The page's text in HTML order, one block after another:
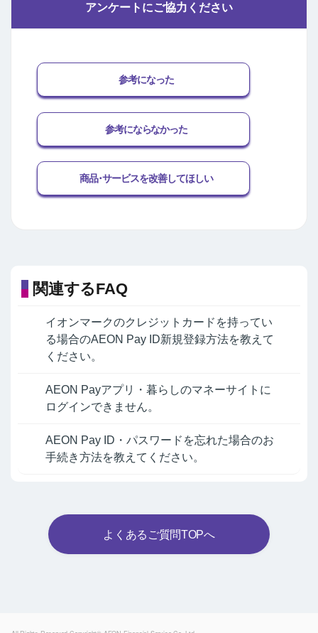
アンケートにご協力ください
参考になった
参考にならなかった
商品･サービスを改善してほしい
関連するFAQ
イオンマークのクレジットカードを持ってい
る場合のAEON Pay ID新規登録方法を教えて
ください。
AEON Payアプリ・暮らしのマネーサイトに
ログインできません。
AEON Pay ID・パスワードを忘れた場合のお
手続き方法を教えてください。
よくあるご質問TOPへ
Powered by